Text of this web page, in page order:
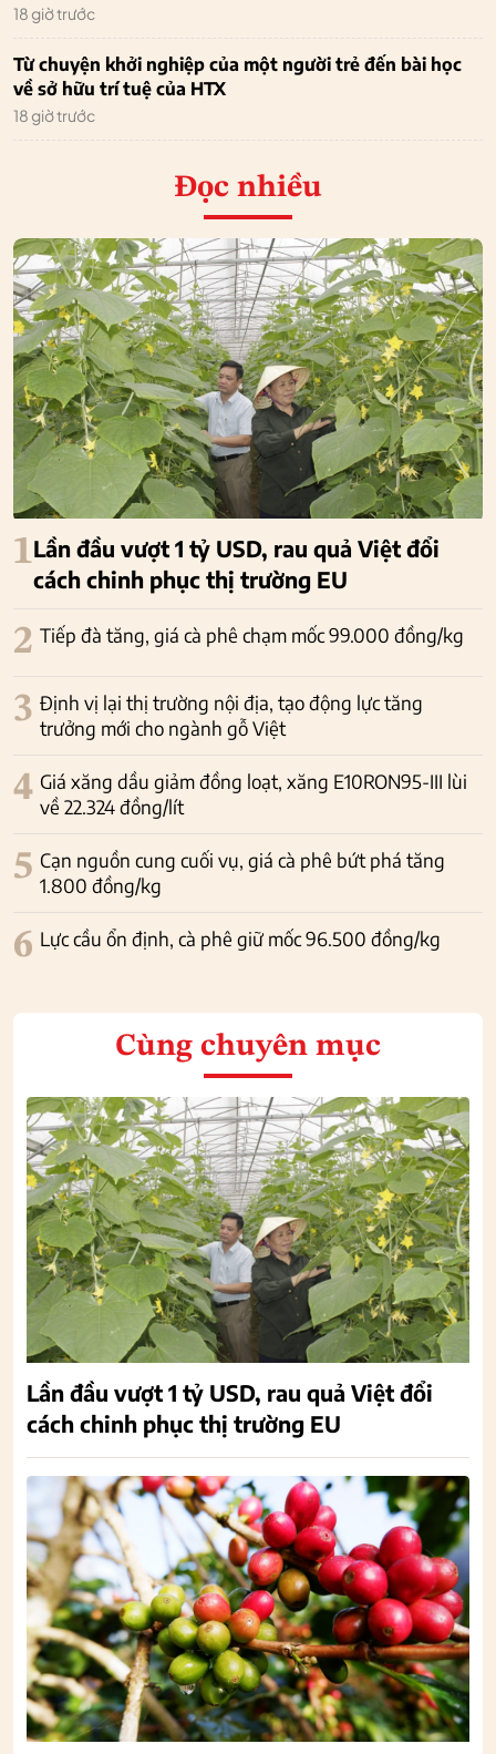
18 giờ trước
Từ chuyện khởi nghiệp của một người trẻ đến bài học
về sở hữu trí tuệ của HTX
18 giờ trước
Đọc nhiều
1Lần đầu vượt 1 tỷ USD, rau quả Việt đổi
cách chinh phục thị trường EU
2 Tiếp đà tăng, giá cà phê chạm mốc 99.000 đồng/kg
3 Định vị lại thị trường nội địa, tạo động lực tăng
trưởng mới cho ngành gỗ Việt
4 Giá xăng dầu giảm đồng loạt, xăng E10RON95-III lùi
về 22.324 đồng/lít
5 Cạn nguồn cung cuối vụ, giá cà phê bứt phá tăng
1.800 đồng/kg
6 Lực cầu ổn định, cà phê giữ mốc 96.500 đồng/kg
Cùng chuyên mục
Lần đầu vượt 1 tỷ USD, rau quả Việt đổi
cách chinh phục thị trường EU